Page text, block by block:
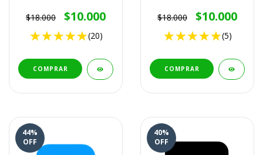
$18.000 $10.000
(20)
COMPRAR
$18.000 $10.000
(5)
COMPRAR
44%
OFF
40%
OFF